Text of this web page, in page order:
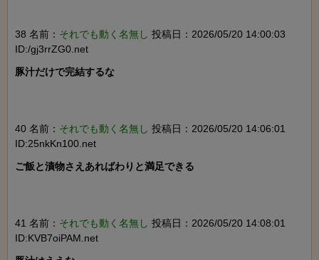
38 名前： それでも動く名無し 投稿日：2026/05/20 14:00:03
ID:/gj3rrZG0.net
豚汁だけで完結するな
40 名前： それでも動く名無し 投稿日：2026/05/20 14:06:01
ID:25nkKn100.net
ご飯と漬物さえあればわりと満足できる
41 名前： それでも動く名無し 投稿日：2026/05/20 14:08:01
ID:KVB7oiPAM.net